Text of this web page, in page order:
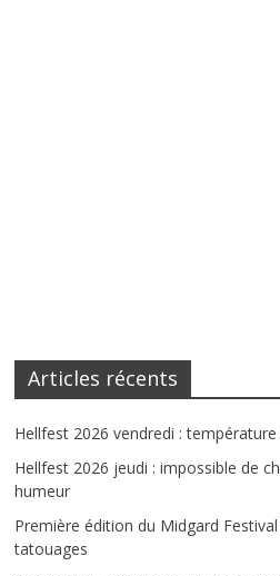
Articles récents
Hellfest 2026 vendredi :
Hellfest 2026 jeudi : impossible de
humeur
Première édition du Midgard
tatouages